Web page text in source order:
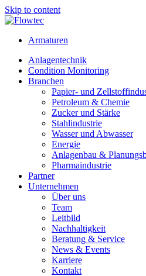
Skip to content
Armaturen
Anlagentechnik
Condition Monitoring
Branchen
Papier- und
Petroleum & Chemie
Zucker und Stärke
Stahlindustrie
Wasser und Abwasser
Energie
Anlagenbau &
Pharmaindustrie
Partner
Unternehmen
Über uns
Team
Leitbild
Nachhaltigkeit
Beratung & Service
News & Events
Karriere
Kontakt